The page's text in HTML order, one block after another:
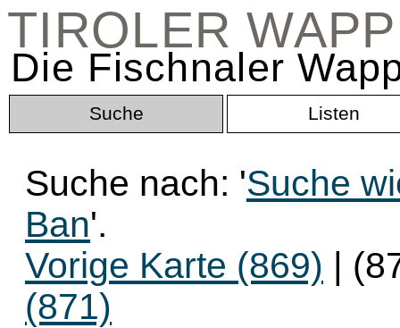
TIROLER
Die Fischnaler
Suche Listen
Suche nach: 'Suche
Ban'.
Vorige Karte (869) |
(871)